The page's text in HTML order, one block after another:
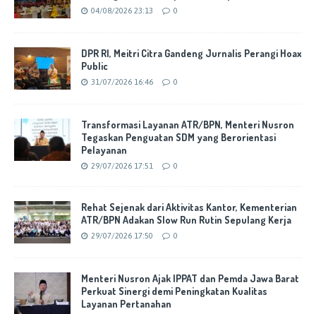
04/08/2026 23:13 0
DPR RI, Meitri Citra Gandeng Jurnalis Perangi Hoax
Public
31/07/2026 16:46 0
Transformasi Layanan ATR/BPN, Menteri Nusron
Tegaskan Penguatan SDM yang Berorientasi
Pelayanan
29/07/2026 17:51 0
Rehat Sejenak dari Aktivitas Kantor, Kementerian
ATR/BPN Adakan Slow Run Rutin Sepulang Kerja
29/07/2026 17:50 0
Menteri Nusron Ajak IPPAT dan Pemda Jawa Barat
Perkuat Sinergi demi Peningkatan Kualitas
Layanan Pertanahan